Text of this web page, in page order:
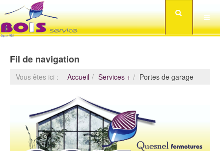
Fil de navigation
Vous êtes ici : Accueil Services + Portes de garage